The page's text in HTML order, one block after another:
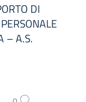
DI
– A.S.